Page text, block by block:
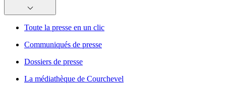
Toute la presse en un clic
Communiqués de presse
Dossiers de presse
La médiathèque de Courchevel